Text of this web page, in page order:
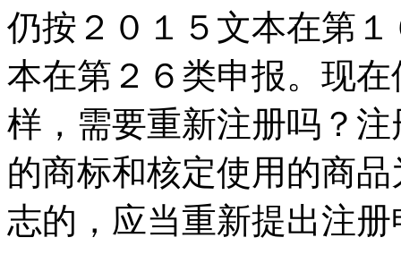
仍按２０１５文本在第
本在第２６类申报。现
样，需要重新注册吗？
的商标和核定使用的商
志的，应当重新提出注册